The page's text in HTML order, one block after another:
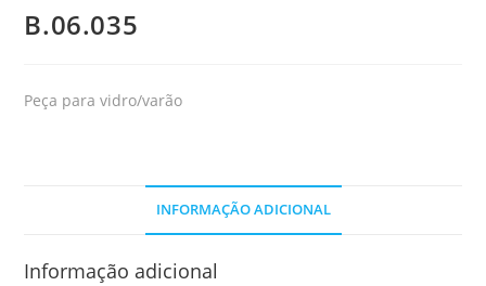
B.06.035
Peça para vidro/varão
INFORMAÇÃO ADICIONAL
Informação adicional